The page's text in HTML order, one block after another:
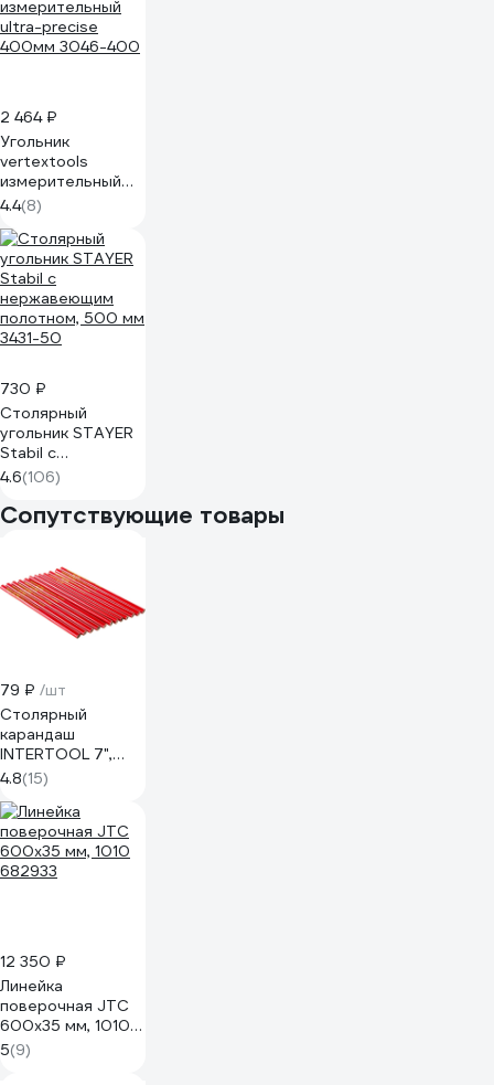
2 464 ₽
Угольник
vertextools
измерительный
ultra-precise
400мм 3046-400
4.4(8)
730 ₽
Cтолярный
угольник STAYER
Stabil с
нержавеющим
полотном, 500 мм
3431-50
4.6(106)
Сопутствующие товары
79 ₽ /шт
Столярный
карандаш
INTERTOOL 7",
12шт KT-5004 KT-
5004
4.8(15)
12 350 ₽
Линейка
поверочная JTC
600x35 мм, 1010
682933
5(9)